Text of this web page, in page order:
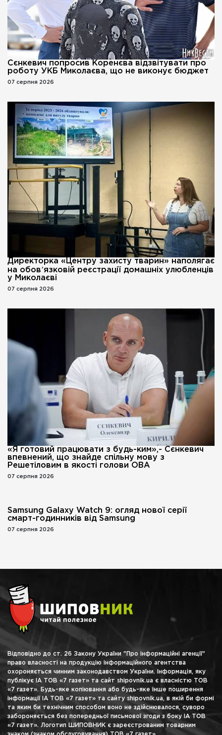
Сєнкевич попросив Коренєва відзвітувати про
роботу УКБ Миколаєва, що не виконує бюджет
07 серпня 2026
Директорка «Центру захисту тварин» наполягає
на обовʼязковій реєстрації домашніх улюбленців
у Миколаєві
07 серпня 2026
«Я готовий працювати з будь-ким»,- Сєнкевич
впевнений, що знайде спільну мову з
Решетіловим в якості голови ОВА
07 серпня 2026
Samsung Galaxy Watch 9: огляд нової серії
смарт-годинників від Samsung
07 серпня 2026
Відповідно до ст. 26 Закону України "Про інформаційні агенції"
право власності на продукцію інформаційного агентства
охороняється чинним законодавством України. Інформація, яку
публікує ІА ТОВ «7 газет» та сайт shipovnik.ua є власністю ТОВ
«7 газет». Будь-яке копіювання або будь-яке інше поширення
інформації ІА ТОВ «7 газет» та сайту shipovnik.ua, в якій би формі
та яким би технічним способом воно не здійснювалося, суворо
забороняється без попередньої письмової згоди з боку ІА ТОВ
«7 газет». Логотип ШИПОВНИК є зареєстрованим товарним